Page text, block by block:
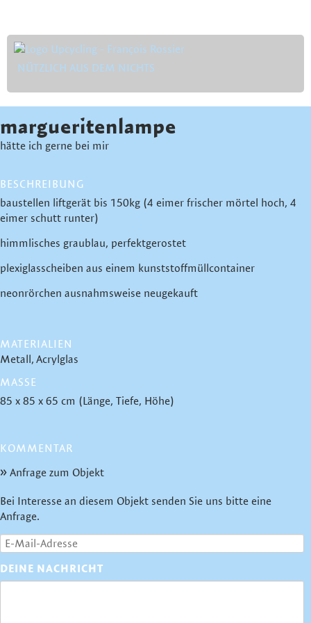
NÜTZLICH AUS DEM NICHTS
margueritenlampe
hätte ich gerne bei mir
BESCHREIBUNG
baustellen liftgerät bis 150kg (4 eimer frischer mörtel hoch, 4
eimer schutt runter)
himmlisches graublau, perfektgerostet
plexiglasscheiben aus einem kunststoffmüllcontainer
neonrörchen ausnahmsweise neugekauft
MATERIALIEN
Metall Acrylglas
MASSE
85 x 85 x 65 cm (Länge, Tiefe, Höhe)
KOMMENTAR
Anfrage zum Objekt
Bei Interesse an diesem Objekt senden Sie uns bitte eine
Anfrage.
DEINE NACHRICHT